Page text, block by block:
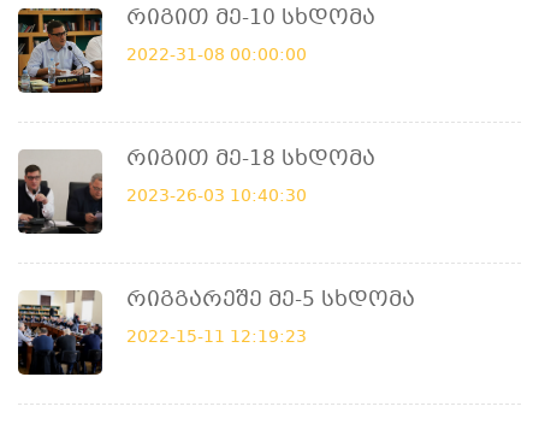
Რიგით Მე-10 Სხდომა
2022-31-08 00:00:00
Რიგით Მე-18 Სხდომა
2023-26-03 10:40:30
Რიგგარეშე Მე-5 Სხდომა
2022-15-11 12:19:23